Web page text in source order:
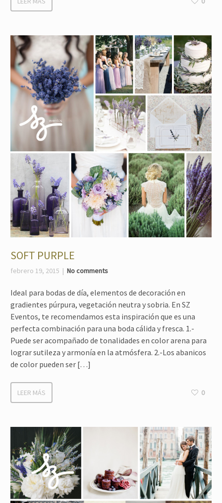
SOFT PURPLE
febrero 19, 2015 No comments
Ideal para bodas de día, elementos de decoración en
gradientes púrpura, vegetación neutra y sobria. En SZ
Eventos, te recomendamos esta inspiración que es una
perfecta combinación para una boda cálida y fresca. 1.-
Puede ser acompañado de tonalidades en color arena para
lograr sutileza y armonía en la atmósfera. 2.-Los abanicos
de color pueden ser […]
LEER MÁS 0